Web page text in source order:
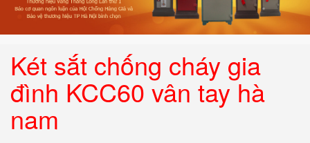
Két sắt chống cháy gia
đình KCC60 vân tay hà
nam